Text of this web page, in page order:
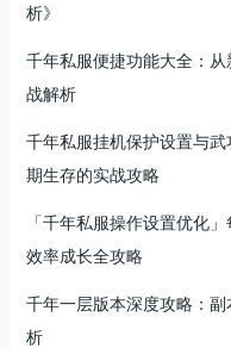
析》
千年私服便捷功能大全：
战解析
千年私服挂机保护设置与
期生存的实战攻略
「千年私服操作设置优化
效率成长全攻略
千年一层版本深度攻略：
析